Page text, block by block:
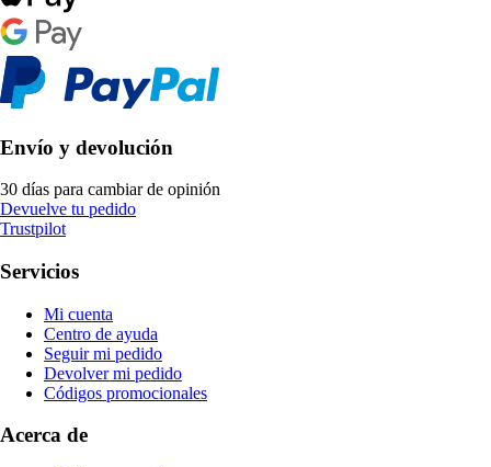
Envío y devolución
30 días para cambiar de opinión
Devuelve tu pedido
Trustpilot
Servicios
Mi cuenta
Centro de ayuda
Seguir mi pedido
Devolver mi pedido
Códigos promocionales
Acerca de